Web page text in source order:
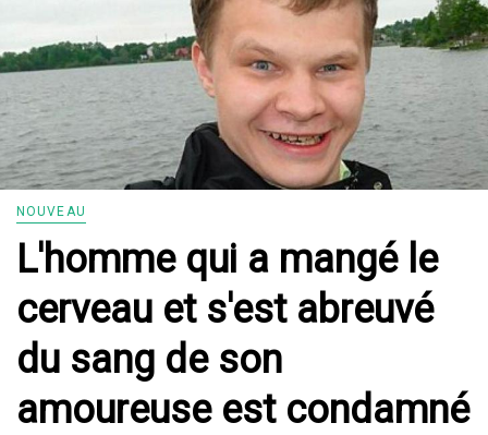
NOUVEAU
L'homme qui a mangé le
cerveau et s'est abreuvé
du sang de son
amoureuse est condamné